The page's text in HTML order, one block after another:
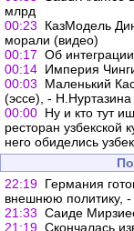
млрд
00:23
КазМодель
морали (видео)
00:17 Об
00:14 Империя
00:03
Маленький
(эссе), - Н.Нуртазина
00:00 Ну и кто тут
ресторан узбекской
него обиделись
22:19 Германия
внешнюю политику,
21:33 Саиде
21:19 Скончалась